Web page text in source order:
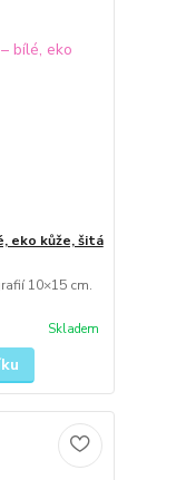
eko kůže, šitá
10×15 cm.
Skladem